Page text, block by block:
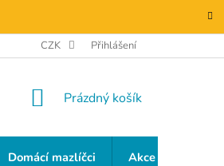
CZK Přihlášení
NÁKUPNÍ
Prázdný košík
Domácí mazlíčci Akce a slevy